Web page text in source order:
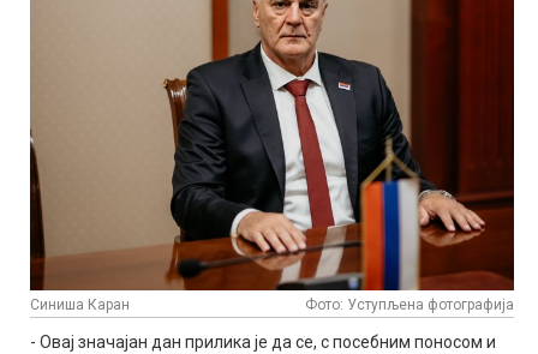
Синиша Каран Фото: Уступљена фотографија
- Овај значајан дан прилика је да се, с посебним поносом и